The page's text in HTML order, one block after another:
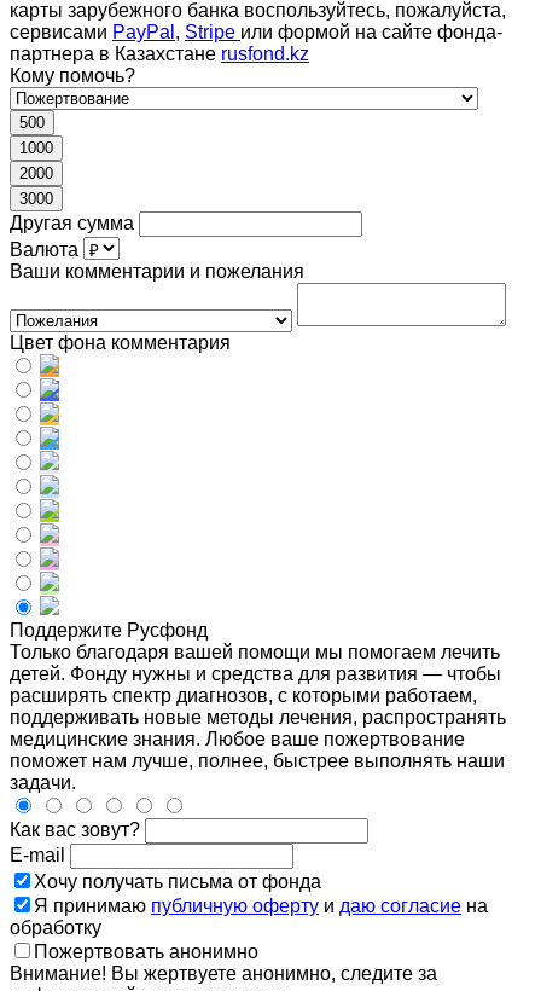
карты зарубежного банка воспользуйтесь, пожалуйста,
сервисами PayPal , Stripe или формой на сайте фонда-
партнера в Казахстане rusfond.kz
Кому помочь?
500
1000
2000
3000
Другая сумма
Валюта
Ваши комментарии и пожелания
Цвет фона комментария
Поддержите Русфонд
Только благодаря вашей помощи мы помогаем лечить
детей. Фонду нужны и средства для развития — чтобы
расширять спектр диагнозов, с которыми работаем,
поддерживать новые методы лечения, распространять
медицинские знания. Любое ваше пожертвование
поможет нам лучше, полнее, быстрее выполнять наши
задачи.
Как вас зовут?
E-mail
Хочу получать письма от фонда
Я принимаю публичную оферту и даю согласие на
обработку
Пожертвовать анонимно
Внимание! Вы жертвуете анонимно, следите за